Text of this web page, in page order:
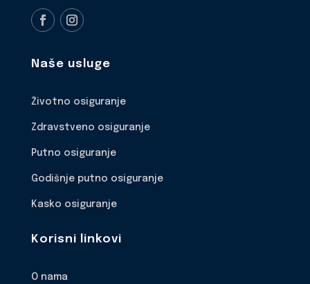
Naše usluge
Životno osiguranje
Zdravstveno osiguranje
Putno osiguranje
Godišnje putno osiguranje
Kasko osiguranje
Korisni linkovi
O nama